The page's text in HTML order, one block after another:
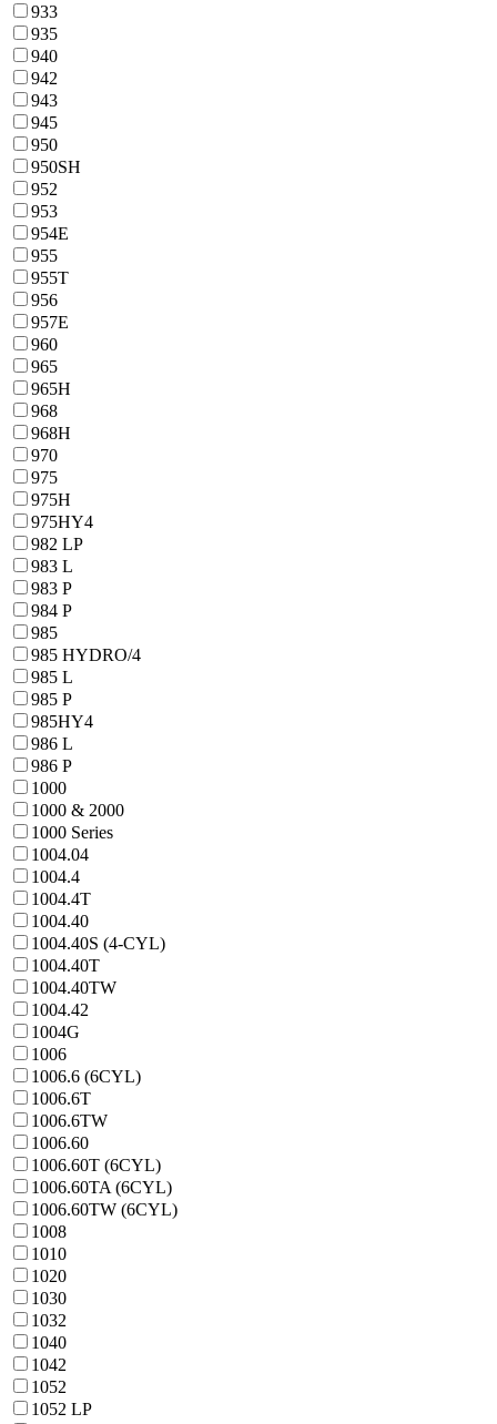
933
935
940
942
943
945
950
950SH
952
953
954E
955
955T
956
957E
960
965
965H
968
968H
970
975
975H
975HY4
982 LP
983 L
983 P
984 P
985
985 HYDRO/4
985 L
985 P
985HY4
986 L
986 P
1000
1000 & 2000
1000 Series
1004.04
1004.4
1004.4T
1004.40
1004.40S (4-CYL)
1004.40T
1004.40TW
1004.42
1004G
1006
1006.6 (6CYL)
1006.6T
1006.6TW
1006.60
1006.60T (6CYL)
1006.60TA (6CYL)
1006.60TW (6CYL)
1008
1010
1020
1030
1032
1040
1042
1052
1052 LP